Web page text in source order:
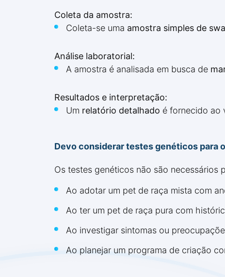
Coleta da amostra:
Coleta-se uma amostra simples de
Análise laboratorial:
A amostra é analisada em busca de
Resultados e interpretação:
Um relatório detalhado é fornecido ao
Devo considerar testes genéticos para
Os testes genéticos não são necessários
Ao adotar um pet de raça mista com
Ao ter um pet de raça pura com
Ao investigar sintomas ou
Ao planejar um programa de criação